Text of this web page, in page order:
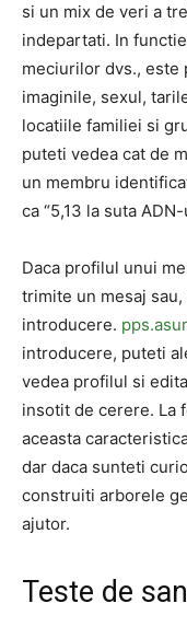
si un mix de veri a
indepartati. In
meciurilor dvs., este
imaginile, sexul,
locatiile familiei si
puteti vedea cat de
un membru
ca “5,13 la suta
Daca profilul unui
trimite un mesaj
introducere.
introducere, puteti
vedea profilul si
insotit de cerere. La
aceasta
dar daca sunteti
construiti arborele
ajutor.
Teste de